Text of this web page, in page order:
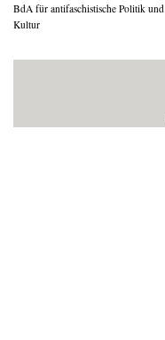
BdA für antifaschistische Politik und
Kultur